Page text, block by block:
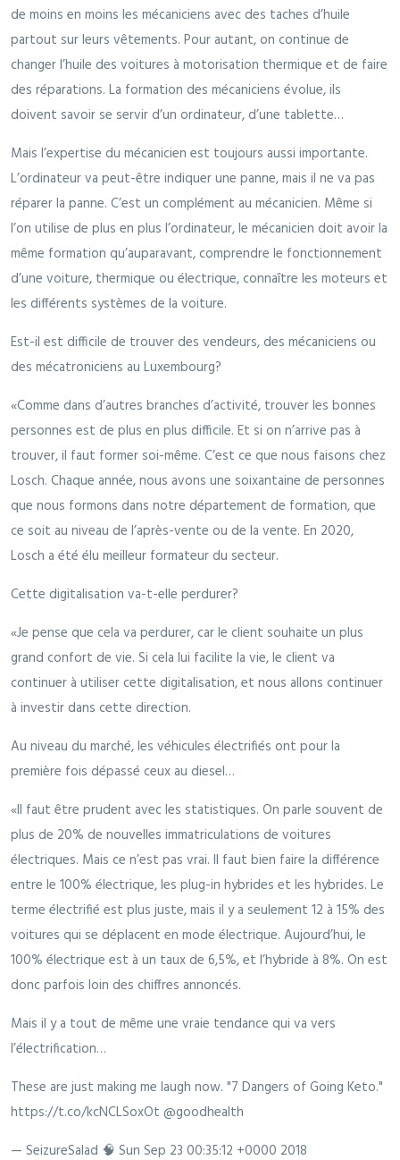
de moins en moins les mécaniciens avec des taches d’huile
partout sur leurs vêtements. Pour autant, on continue de
changer l’huile des voitures à motorisation thermique et de faire
des réparations. La formation des mécaniciens évolue, ils
doivent savoir se servir d’un ordinateur, d’une tablette…
Mais l’expertise du mécanicien est toujours aussi importante.
L’ordinateur va peut-être indiquer une panne, mais il ne va pas
réparer la panne. C’est un complément au mécanicien. Même si
l’on utilise de plus en plus l’ordinateur, le mécanicien doit avoir la
même formation qu’auparavant, comprendre le fonctionnement
d’une voiture, thermique ou électrique, connaître les moteurs et
les différents systèmes de la voiture.
Est-il est difficile de trouver des vendeurs, des mécaniciens ou
des mécatroniciens au Luxembourg?
«Comme dans d’autres branches d’activité, trouver les bonnes
personnes est de plus en plus difficile. Et si on n’arrive pas à
trouver, il faut former soi-même. C’est ce que nous faisons chez
Losch. Chaque année, nous avons une soixantaine de personnes
que nous formons dans notre département de formation, que
ce soit au niveau de l’après-vente ou de la vente. En 2020,
Losch a été élu meilleur formateur du secteur.
Cette digitalisation va-t-elle perdurer?
«Je pense que cela va perdurer, car le client souhaite un plus
grand confort de vie. Si cela lui facilite la vie, le client va
continuer à utiliser cette digitalisation, et nous allons continuer
à investir dans cette direction.
Au niveau du marché, les véhicules électrifiés ont pour la
première fois dépassé ceux au diesel…
«Il faut être prudent avec les statistiques. On parle souvent de
plus de 20% de nouvelles immatriculations de voitures
électriques. Mais ce n’est pas vrai. Il faut bien faire la différence
entre le 100% électrique, les plug-in hybrides et les hybrides. Le
terme électrifié est plus juste, mais il y a seulement 12 à 15% des
voitures qui se déplacent en mode électrique. Aujourd’hui, le
100% électrique est à un taux de 6,5%, et l’hybride à 8%. On est
donc parfois loin des chiffres annoncés.
Mais il y a tout de même une vraie tendance qui va vers
l’électrification…
These are just making me laugh now. "7 Dangers of Going Keto."
https://t.co/kcNCLSoxOt @goodhealth
— SeizureSalad 🧠 Sun Sep 23 00:35:12 +0000 2018